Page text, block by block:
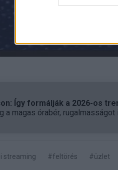
Így formálják a 2026-os
a magas órabér, rugalmasságot
streaming #feltörés #üzlet